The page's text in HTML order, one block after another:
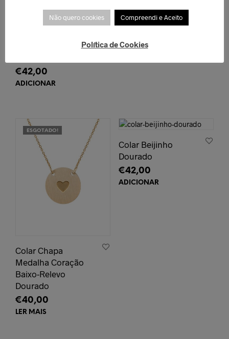
€42,00
ADICIONAR
ESGOTADO!
Colar Chapa
Medalha Coração
Baixo-Relevo
Dourado
€40,00
LER MAIS
Colar Beijinho
Dourado
€42,00
ADICIONAR
Não quero cookies Compreendi e Aceito
Política de Cookies